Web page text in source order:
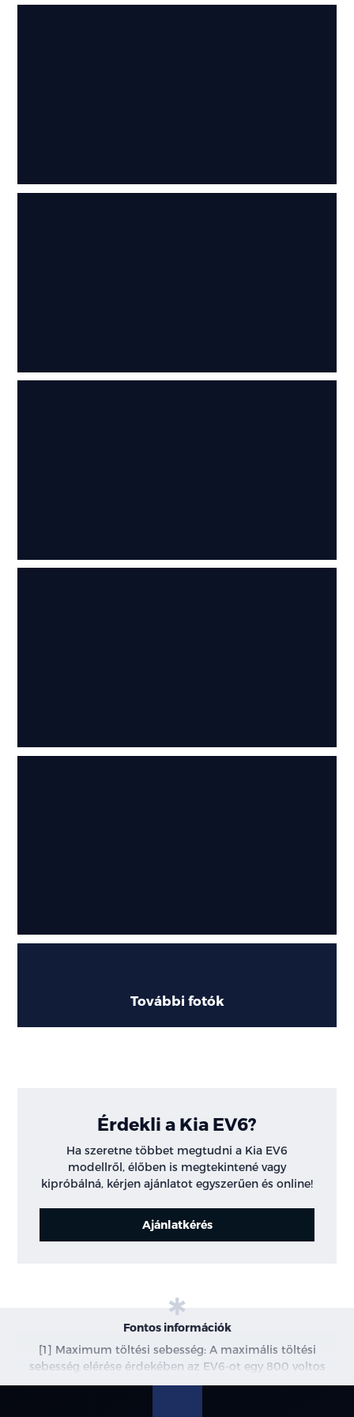
További fotók
Érdekli a Kia EV6?
Ha szeretne többet megtudni a Kia EV6
modellről, élőben is megtekintené vagy
kipróbálná, kérjen ajánlatot egyszerűen és online!
Ajánlatkérés
Fontos információk
[1] Maximum töltési sebesség: A maximális töltési
sebesség elérése érdekében az EV6-ot egy 800 voltos
elektromos jármű töltővel kell tölteni, amely legalább 210